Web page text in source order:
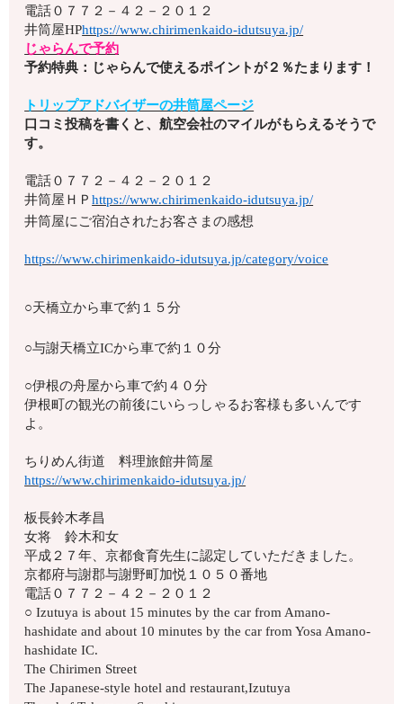
電話０７７２－４２－２０１２
井筒屋HPhttps://www.chirimenkaido-idutsuya.jp/
じゃらんで予約
予約特典：じゃらんで使えるポイントが２％たまります！
トリップアドバイザーの井筒屋ページ
口コミ投稿を書くと、航空会社のマイルがもらえるそうで
す。
電話０７７２－４２－２０１２
井筒屋ＨＰhttps://www.chirimenkaido-idutsuya.jp/
井筒屋にご宿泊されたお客さまの感想
https://www.chirimenkaido-idutsuya.jp/category/voice
○天橋立から車で約１５分
○与謝天橋立ICから車で約１０分
○伊根の舟屋から車で約４０分
伊根町の観光の前後にいらっしゃるお客様も多いんです
よ。
ちりめん街道 料理旅館井筒屋
https://www.chirimenkaido-idutsuya.jp/
板長鈴木孝昌
女将 鈴木和女
平成２７年、京都食育先生に認定していただきました。
京都府与謝郡与謝野町加悦１０５０番地
電話０７７２－４２－２０１２
○ Izutuya is about 15 minutes by the car from Amano-
hashidate and about 10 minutes by the car from Yosa Amano-
hashidate IC.
The Chirimen Street
The Japanese-style hotel and restaurant,Izutuya